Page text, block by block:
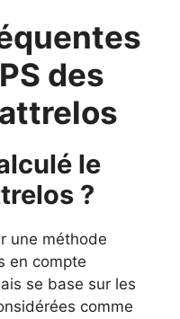
des
le
?
une méthode
en compte
se base sur les
comme